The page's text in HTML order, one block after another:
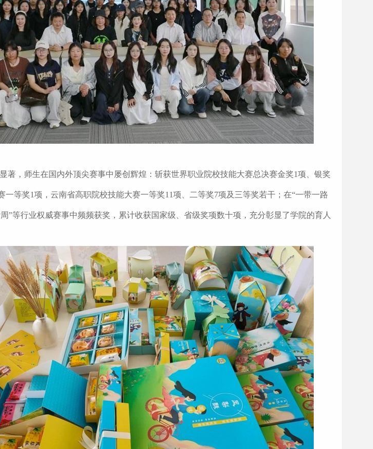
著，师生在国内外顶尖赛事中屡创辉煌：斩获世界职业院校技能大赛总决赛金奖1项、银奖
一等奖1项，云南省高职院校技能大赛一等奖11项、二等奖7项及三等奖若干；在“一带一路
”等行业权威赛事中频频获奖，累计收获国家级、省级奖项数十项，充分彰显了学院的育人